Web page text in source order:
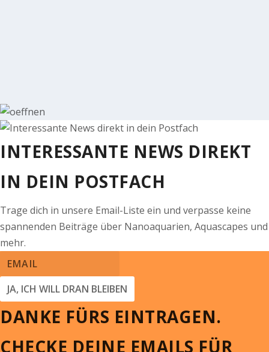
INTERESSANTE NEWS DIREKT
IN DEIN POSTFACH
Trage dich in unsere Email-Liste ein und verpasse keine
spannenden Beiträge über Nanoaquarien, Aquascapes und
mehr.
JA, ICH WILL DRAN BLEIBEN
DANKE FÜRS EINTRAGEN.
CHECKE DEINE EMAILS FÜR